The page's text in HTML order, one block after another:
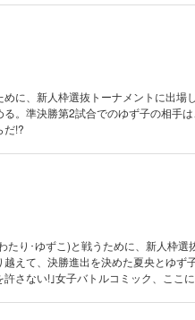
めに、新人枠選抜トーナメントに出場
る。準決勝第2試合でのゆず子の相手
だ!?
たり･ゆずこ)と戦うために、新人枠
越えて、決勝進出を決めた夏央とゆ
許さない!｣女子バトルコミック、ここ